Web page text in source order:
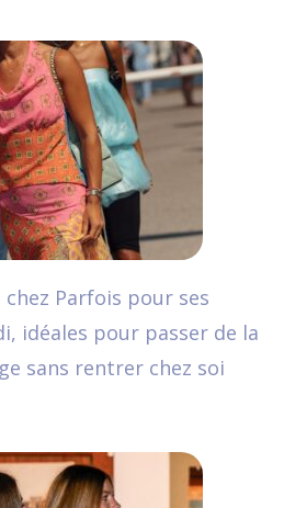
Parfois pour ses
idéales pour passer de la
sans rentrer chez soi